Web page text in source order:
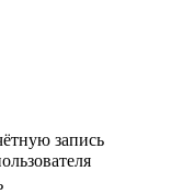
запись